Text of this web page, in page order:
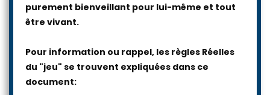
purement bienveillant pour lui-même et tout
être vivant.
Pour information ou rappel, les règles Réelles
du "jeu" se trouvent expliquées dans ce
document: